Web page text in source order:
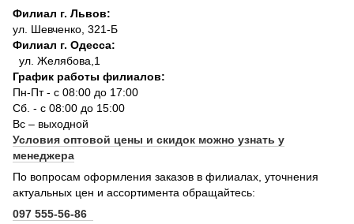
Филиал г. Львов:
ул. Шевченко, 321-Б
Филиал г. Одесса:
ул. Желябова,1
График работы филиалов:
Пн-Пт - с 08:00 до 17:00
Сб. - с 08:00 до 15:00
Вс – выходной
Условия оптовой цены и скидок можно узнать у
менеджера
По вопросам оформления заказов в филиалах, уточнения
актуальных цен и ассортимента обращайтесь:
097 555-56-86